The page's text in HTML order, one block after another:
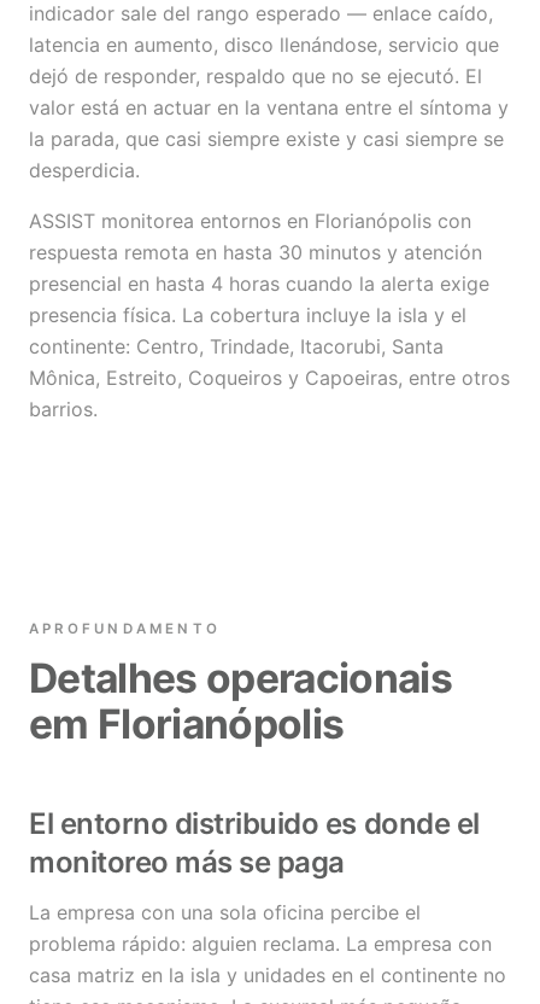
indicador sale del rango esperado — enlace caído,
latencia en aumento, disco llenándose, servicio que
dejó de responder, respaldo que no se ejecutó. El
valor está en actuar en la ventana entre el síntoma y
la parada, que casi siempre existe y casi siempre se
desperdicia.
ASSIST monitorea entornos en Florianópolis con
respuesta remota en hasta 30 minutos y atención
presencial en hasta 4 horas cuando la alerta exige
presencia física. La cobertura incluye la isla y el
continente: Centro, Trindade, Itacorubi, Santa
Mônica, Estreito, Coqueiros y Capoeiras, entre otros
barrios.
APROFUNDAMENTO
Detalhes operacionais
em Florianópolis
El entorno distribuido es donde el
monitoreo más se paga
La empresa con una sola oficina percibe el
problema rápido: alguien reclama. La empresa con
casa matriz en la isla y unidades en el continente no